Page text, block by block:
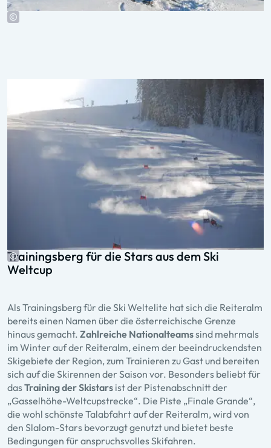
Trainingsberg für die Stars aus dem Ski
Weltcup
Als Trainingsberg für die Ski Weltelite hat sich die Reiteralm
bereits einen Namen über die österreichische Grenze
hinaus gemacht. Zahlreiche Nationalteamssind mehrmals
im Winter auf der Reiteralm, einem der beeindruckendsten
Skigebiete der Region, zum Trainieren zu Gast und bereiten
sich auf die Skirennen der Saison vor. Besonders beliebt für
dasTraining der Skistars ist der Pistenabschnitt der
„Gasselhöhe-Weltcupstrecke“. Die Piste „Finale Grande“,
die wohl schönste Talabfahrt auf der Reiteralm, wird von
den Slalom-Stars bevorzugt genutzt und bietet beste
Bedingungen für anspruchsvolles Skifahren.